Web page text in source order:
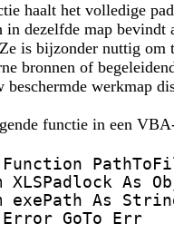
haalt het volledige
in dezelfde map bevindt
is bijzonder nuttig om
bronnen of
beschermde werkmap
functie in een
XLSPadlock As
exePath As
Error GoTo
Err